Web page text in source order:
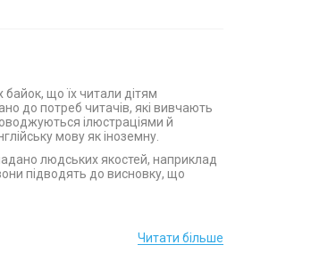
що їх читали дітям
до потреб читачів, які вивчають
ілюстраціями й
мову як іноземну.
людських якостей, наприклад
підводять до ви­сновку, що
Читати більше